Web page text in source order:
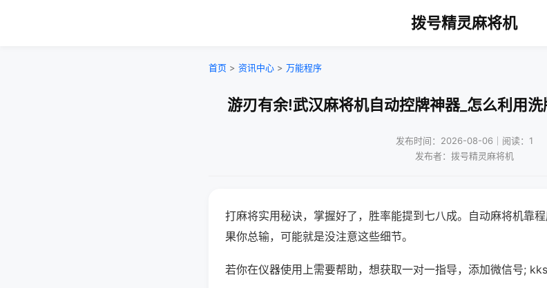
拨号精灵麻将机
首页 > 资讯中心 > 万能程序
游刃有余!武汉麻将机自动控牌神器_怎么利用
发布时间：2026-08-06｜阅读：1
发布者：拨号精灵麻将机
打麻将实用秘诀，掌握好了，胜率能提到七八成。自动麻将机靠
果你总输，可能就是没注意这些细节。
若你在仪器使用上需要帮助，想获取一对一指导，添加微信号;